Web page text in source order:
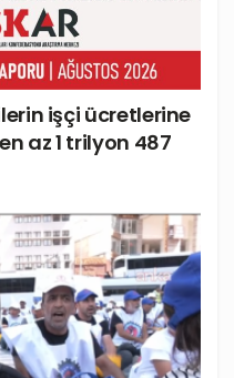
işçi ücretlerine
az 1 trilyon 487